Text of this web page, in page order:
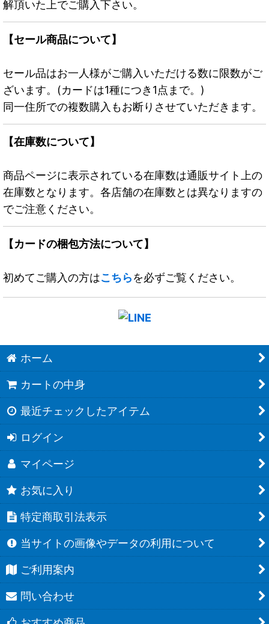
解頂いた上でご購入下さい。
【セール商品について】
セール品はお一人様がご購入いただける数に限数がご
ざいます。(カードは1種につき1点まで。)
同一住所での複数購入もお断りさせていただきます。
【在庫数について】
商品ページに表示されている在庫数は通販サイト上の
在庫数となります。各店舗の在庫数とは異なりますの
でご注意ください。
【カードの梱包方法について】
初めてご購入の方はこちらを必ずご覧ください。
ホーム
カートの中身
最近チェックしたアイテム
ログイン
マイページ
お気に入り
特定商取引法表示
当サイトの画像やデータの利用について
ご利用案内
問い合わせ